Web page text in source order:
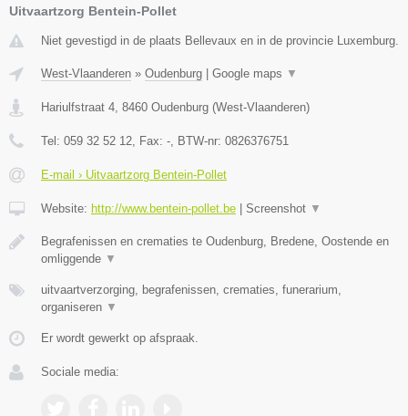
Uitvaartzorg Bentein-Pollet
Niet gevestigd in de plaats Bellevaux en in de provincie Luxemburg.
West-Vlaanderen » Oudenburg | Google maps ▼
Hariulfstraat 4 8460 Oudenburg (West-Vlaanderen)
Tel: 059 32 52 12 , Fax: - , BTW-nr: 0826376751
E-mail › Uitvaartzorg Bentein-Pollet
Website: http://www.bentein-pollet.be | Screenshot ▼
Begrafenissen en crematies te Oudenburg, Bredene, Oostende en
omliggende ▼
uitvaartverzorging, begrafenissen, crematies, funerarium,
organiseren ▼
Er wordt gewerkt op afspraak.
Sociale media: